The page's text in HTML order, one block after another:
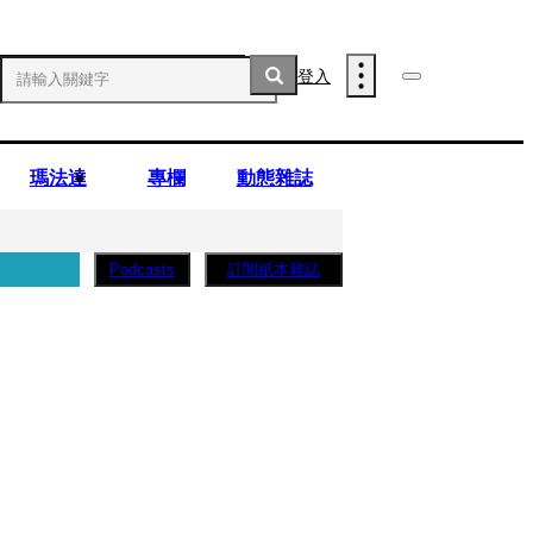
登入
瑪法達 專欄 動態雜誌
Podcasts 訂閱紙本雜誌